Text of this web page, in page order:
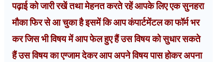
पढ़ाई को जारी रखें तथा मेहनत करते रहें आपके लिए एक सुनहरा
मौका फिर से आ चुका है इसमें कि आप कंपार्टमेंटल का फॉर्म भर
कर जिस भी विषय में आप फेल हुए हैं उस विषय को सुधार सकते
हैं उस विषय का एग्जाम देकर आप अपने विषय पास होकर अपना